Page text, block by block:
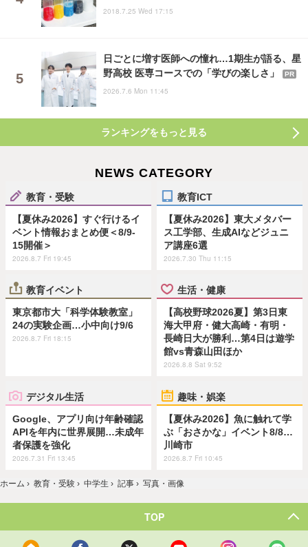
2018.7.25 Wed 17:15
日ごとに増す医師への憧れ…1期生が語る、星
野高校 医専コースでの「学びの楽しさ」
PR
2026.7.6 Mon 11:45
ランキングをもっと見る
NEWS CATEGORY
教育・受験
【夏休み2026】すぐ行けるイ
ベント情報おまとめ便＜8/9-
15開催＞
2026.8.7 Fri 19:45
教育ICT
【夏休み2026】東大メタバー
ス工学部、生成AIなどジュニ
ア講座6選
2026.7.30 Thu 11:15
教育イベント
東京都市大「科学体験教室」
24の実験企画…小中向け9/6
2026.8.7 Fri 18:15
生活・健康
【高校野球2026夏】第3日東
海大甲府・健大高崎・有明・
長崎日大が勝利…第4日は遊学
館vs青森山田ほか
2026.8.8 Sat 9:52
デジタル生活
Google、アプリ向け年齢確認
APIを年内に世界展開…未成年
者保護を強化
2026.7.31 Fri 13:45
趣味・娯楽
【夏休み2026】魚に触れて学
ぶ「おさかな」イベント8/8…
川崎市
2026.8.7 Fri 10:45
ホーム › 教育・受験 › 中学生 › 記事 › 写真・画像
TOP